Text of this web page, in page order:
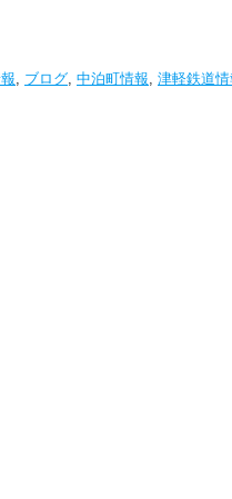
, ブログ, 中泊町情報, 津軽鉄道